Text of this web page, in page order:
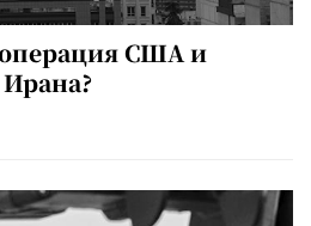
США и